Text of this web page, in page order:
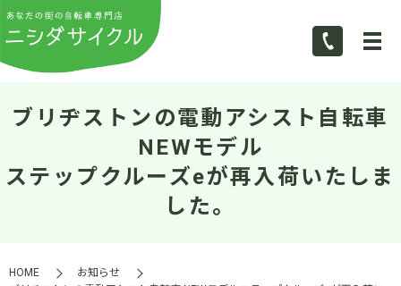
ブリヂストンの電動アシスト自転車
NEWモデル
ステップクルーズeが再入荷いたしま
した。
HOME
お知らせ